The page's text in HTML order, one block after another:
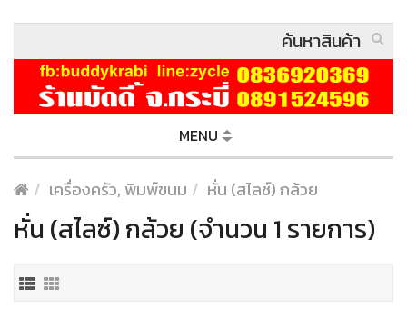
MENU
เครื่องครัว, พิมพ์ขนม หั่น (สไลซ์) กล้วย
หั่น (สไลซ์) กล้วย (จำนวน 1 รายการ)